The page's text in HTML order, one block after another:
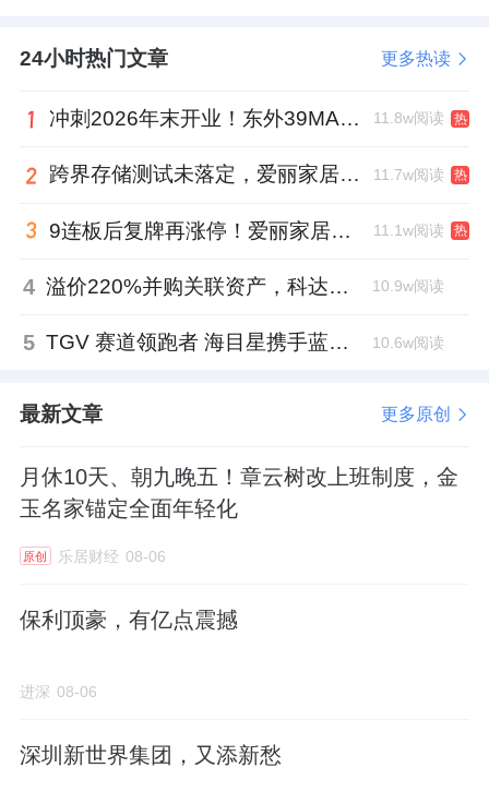
24小时热门文章 更多热读
冲刺2026年末开业！东外39MALL全球招商启幕，重构东直门商圈格局 11.8w阅读 热
跨界存储测试未落定，爱丽家居复牌前自揭多重风险 11.7w阅读 热
9连板后复牌再涨停！爱丽家居市盈率318倍，跨界收购案尚未落地 11.1w阅读 热
4 溢价220%并购关联资产，科达制造近75亿元重组被否 10.9w阅读
5 TGV 赛道领跑者 海目星携手蓝思科技掘金先进封装 10.6w阅读
最新文章 更多原创
月休10天、朝九晚五！章云树改上班制度，金
玉名家锚定全面年轻化
原创 乐居财经 08-06
保利顶豪，有亿点震撼
进深 08-06
深圳新世界集团，又添新愁